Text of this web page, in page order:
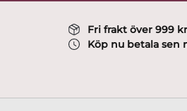
Fri frakt över 999
Köp nu betala sen